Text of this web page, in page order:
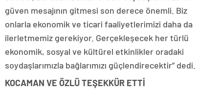
güven mesajının gitmesi son derece önemli. Biz
onlarla ekonomik ve ticari faaliyetlerimizi daha da
ilerletmemiz gerekiyor. Gerçekleşecek her türlü
ekonomik, sosyal ve kültürel etkinlikler oradaki
soydaşlarımızla bağlarımızı güçlendirecektir” dedi.
KOCAMAN VE ÖZLÜ TEŞEKKÜR ETTİ